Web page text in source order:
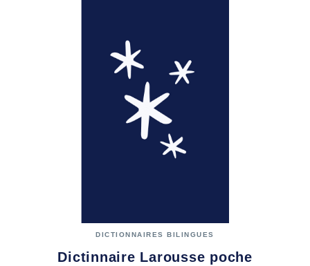
DICTIONNAIRES BILINGUES
Dictinnaire Larousse poche